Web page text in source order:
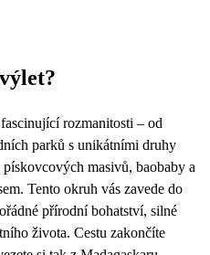
rozmanitosti – od
parků s unikátními druhy
masivů, baobaby a
Tento okruh vás zavede do
přírodní bohatství, silné
života. Cestu zakončíte